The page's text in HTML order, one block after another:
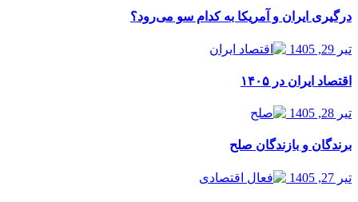
درگیری ایران و آمریکا به کدام سو می‌رود؟
تیر 29, 1405
اقتصاد ایران در ۱۴۰۵
تیر 28, 1405
برندگان و بازندگان صلح
تیر 27, 1405